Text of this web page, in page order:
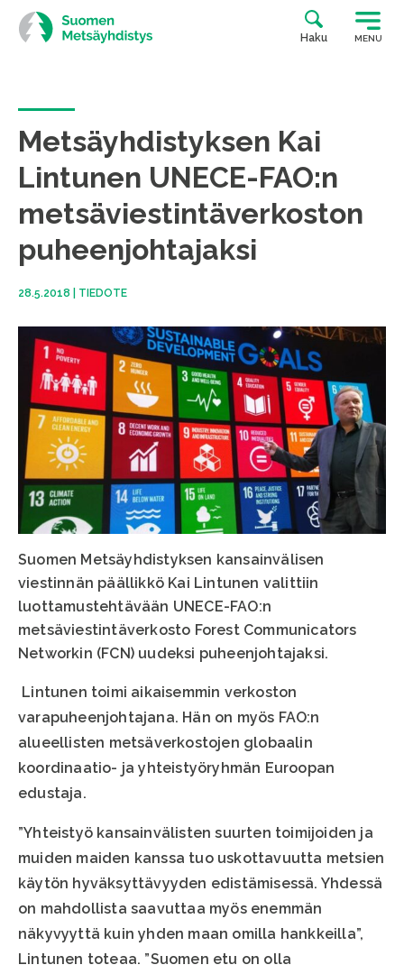
Siirry
suoraan
sisältöön
Haku MENU
Metsäyhdistyksen Kai
Lintunen UNECE-FAO:n
metsäviestintäverkoston
puheenjohtajaksi
28.5.2018 TIEDOTE
Suomen Metsäyhdistyksen kansainvälisen
viestinnän päällikkö Kai Lintunen valittiin
luottamustehtävään UNECE-FAO:n
metsäviestintäverkosto Forest Communicators
Networkin (FCN) uudeksi puheenjohtajaksi.
Lintunen toimi aikaisemmin verkoston
varapuheenjohtajana. Hän on myös FAO:n
alueellisten metsäverkostojen globaalin
koordinaatio- ja yhteistyöryhmän Euroopan
edustaja.
”Yhteistyö kansainvälisten suurten toimijoiden ja
muiden maiden kanssa tuo uskottavuutta metsien
käytön hyväksyttävyyden edistämisessä. Yhdessä
on mahdollista saavuttaa myös enemmän
näkyvyyttä kuin yhden maan omilla hankkeilla”,
Lintunen toteaa. ”Suomen etu on olla